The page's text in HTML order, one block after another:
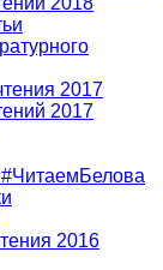
2017
2017
2016